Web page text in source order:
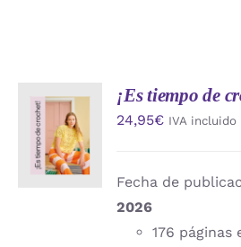
AÑADIR
AL
CARRITO
/
DETALLES
¡Es tiempo de
24,95€ IVA incluido
Fecha de
2026
176 páginas